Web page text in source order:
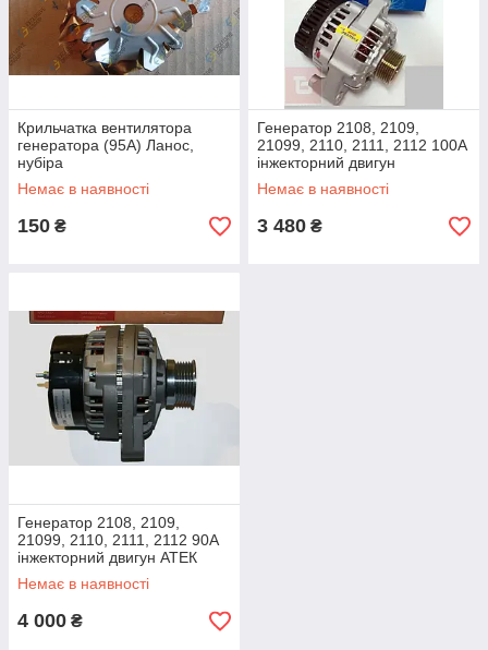
Крильчатка вентилятора
генератора (95А) Ланос,
нубіра
Немає в наявності
150 ₴
Генератор 2108, 2109,
21099, 2110, 2111, 2112 100А
інжекторний двигун
Немає в наявності
3 480 ₴
Генератор 2108, 2109,
21099, 2110, 2111, 2112 90А
інжекторний двигун АТЕК
Немає в наявності
4 000 ₴